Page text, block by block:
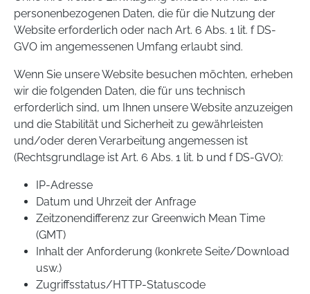
personenbezogenen Daten, die für die Nutzung der
Website erforderlich oder nach Art. 6 Abs. 1 lit. f DS-
GVO im angemessenen Umfang erlaubt sind.
Wenn Sie unsere Website besuchen möchten, erheben
wir die folgenden Daten, die für uns technisch
erforderlich sind, um Ihnen unsere Website anzuzeigen
und die Stabilität und Sicherheit zu gewährleisten
und/oder deren Verarbeitung angemessen ist
(Rechtsgrundlage ist Art. 6 Abs. 1 lit. b und f DS-GVO):
IP-Adresse
Datum und Uhrzeit der Anfrage
Zeitzonendifferenz zur Greenwich Mean Time
(GMT)
Inhalt der Anforderung (konkrete Seite/Download
usw.)
Zugriffsstatus/HTTP-Statuscode